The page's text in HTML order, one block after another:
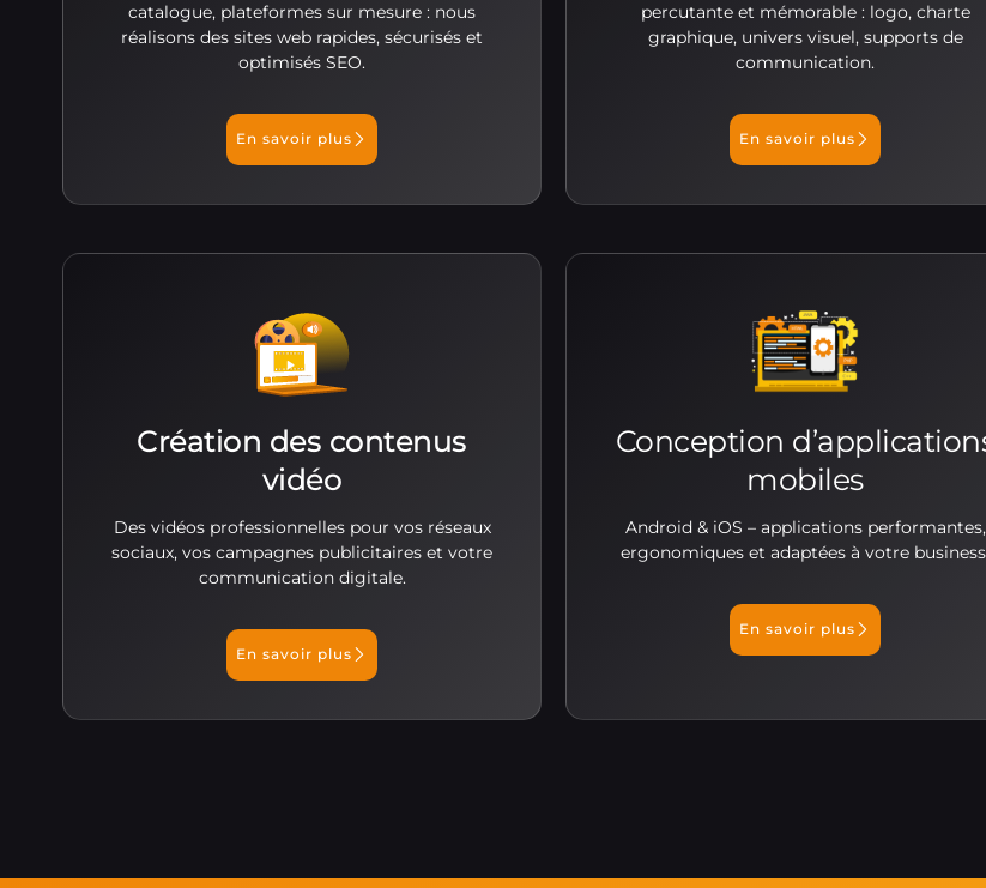
catalogue, plateformes sur mesure : nous
réalisons des sites web rapides, sécurisés et
optimisés SEO.
En savoir plus
percutante et mémorable : logo, charte
graphique, univers visuel, supports de
communication.
En savoir plus
Création des contenus
vidéo
Des vidéos professionnelles pour vos réseaux
sociaux, vos campagnes publicitaires et votre
communication digitale.
En savoir plus
Conception
mobiles
Android & iOS – applications performantes,
ergonomiques et adaptées à votre
En savoir plus